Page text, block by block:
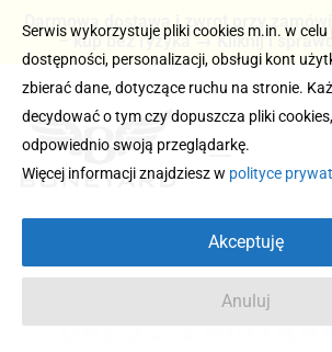
Darmowa dostawa i zwrot przy
– kup bez ryzyka → Kliknij i
DRES Z
Serwis wykorzystuje pliki cookies m.in. w
dostępności, personalizacji, obsługi kont
zbierać dane, dotyczące ruchu na stronie.
decydować o tym czy dopuszcza pliki
odpowiednio swoją przeglądarkę.
Więcej informacji znajdziesz w polityce
Akceptuję
Anuluj